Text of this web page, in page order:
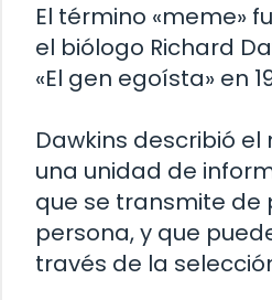
El término «meme»
el biólogo Richard
«El gen egoísta» en
Dawkins describió
una unidad de
que se transmite de
persona, y que
través de la